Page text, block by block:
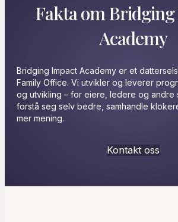
Fakta om
Academy
Bridging Impact Academy er et
Family Office. Vi utvikler og leverer
og utvikling – for eiere, ledere og andre
forstå seg selv bedre, samhandle
mer mening.
Kontakt oss